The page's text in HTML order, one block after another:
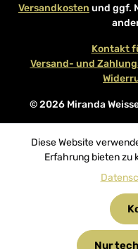
Versandkosten und ggf.
© 2026 Miranda
Kontakt
Versand- und
Diese Website
Erfahrung bieten zu
Nur